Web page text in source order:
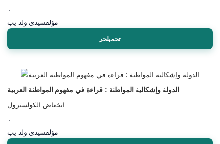
مؤلفسيدي ولد يب
تحميلحر
الدولة وإشكالية المواطنة : قراءة في مفهوم المواطنة العربية
انخفاض الكولسترول
مؤلفسيدي ولد يب